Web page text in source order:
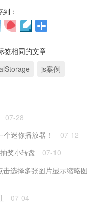
：
签相同的文章
js案例
07-28
迷你播放器！
07-12
奖小转盘
07-10
选择多张图片显示缩略图
07-04